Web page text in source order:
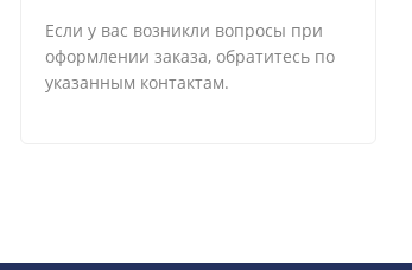
Если у вас возникли вопросы при
оформлении заказа, обратитесь по
указанным контактам.